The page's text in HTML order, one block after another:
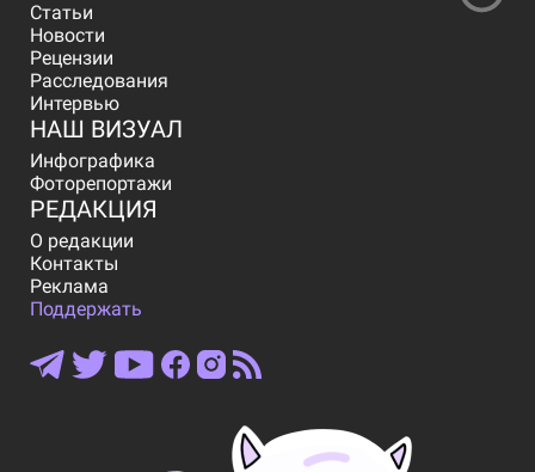
Статьи
Новости
Рецензии
Расследования
Интервью
НАШ ВИЗУАЛ
Инфографика
Фоторепортажи
РЕДАКЦИЯ
О редакции
Контакты
Реклама
Поддержать